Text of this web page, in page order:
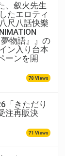
、叙火先生
たエロティ
尺八話快樂
夢物語』』の
ン入り台本
ーンを開
78 Views
「きただり
注再販決
71 Views